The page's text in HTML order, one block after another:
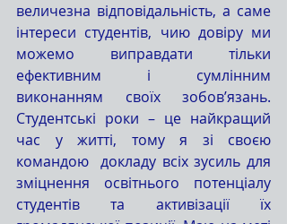
величезна відповідальність, а саме
інтереси студентів, чию довіру ми
можемо виправдати тільки
ефективним і сумлінним
виконанням своїх зобов’язань.
Студентські роки – це найкращий
час у житті, тому я зі своєю
командою  докладу всіх зусиль для
зміцнення освітнього потенціалу
студентів та активізації їх